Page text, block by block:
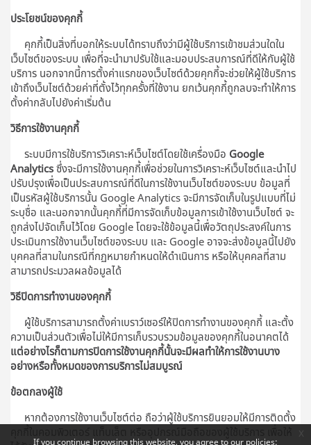
ประโยชน์ของคุกกี้
คุกกี้เป็นสิ่งที่บอกให้ระบบได้ทราบถึงว่ามีผู้ใช้บริการเข้าชมส่วนใดใน
เว็บไซต์ของระบบ เพื่อที่จะนำมาปรับใช้และมอบประสบการณ์ที่ดีให้กับผู้ใช้
บริการ นอกจากนี้การตั้งค่าแรกของเว็บไซต์ด้วยคุกกี้จะช่วยให้ผู้ใช้บริการ
เข้าถึงเว็บไซต์ด้วยค่าที่ตั้งไว้ทุกครั้งที่ใช้งาน ยกเว้นคุกกี้ถูกลบจะทำให้การ
ตั้งค่ากลับไปยังค่าเริ่มต้น
วิธีการใช้งานคุกกี้
ระบบมีการใช้บริการวิเคราะห์เว็บไซต์โดยใช้เครื่องมือ Google
Analytics ซึ่งจะมีการใช้งานคุกกี้เพื่อช่วยในการวิเคราะห์เว็บไซต์และนำไป
ปรับปรุงเพื่อเป็นประสบการณ์ที่ดีในการใช้งานเว็บไซต์ของระบบ ข้อมูลที่
เป็นรหัสผู้ใช้บริการนั้น Google Analytics จะมีการจัดเก็บในรูปแบบที่ไม่
ระบุชื่อ และนอกจากนั้นคุกกี้ที่มีการจัดเก็บข้อมูลการเข้าใช้งานเว็บไซต์ จะ
ถูกส่งไปจัดเก็บไว้โดย Google โดยจะใช้ข้อมูลนี้เพื่อวัตถุประสงค์ในการ
ประเมินการใช้งานเว็บไซต์ของระบบ และ Google อาจจะส่งข้อมูลนี้ไปยัง
บุคคลที่สามในกรณีที่กฏหมายกำหนดให้ดำเนินการ หรือให้บุคคลที่สาม
สามารถประมวลผลข้อมูลได้
วิธีปิดการทำงานของคุกกี้
ผู้ใช้บริการสามารถตั้งค่าเบราว์เซอร์ให้ปิดการทำงานของคุกกี้ และตั้ง
ความเป็นส่วนตัวเพื่อไม่ให้มีการเก็บรวบรวมข้อมูลของคุกกี้ในอนาคตได้
แต่อย่างไรก็ตามการปิดการใช้งานคุกกี้นั้นจะมีผลทำให้การใช้งานบาง
อย่างหรือทั้งหมดของการบริการไม่สมบูรณ์
ข้อตกลงผู้ใช้
หากต้องการใช้งานเว็บไซต์ต่อ ถือว่าผู้ใช้บริการยินยอมให้มีการติดตั้ง
If you continue browsing this website, you agree to our policies: